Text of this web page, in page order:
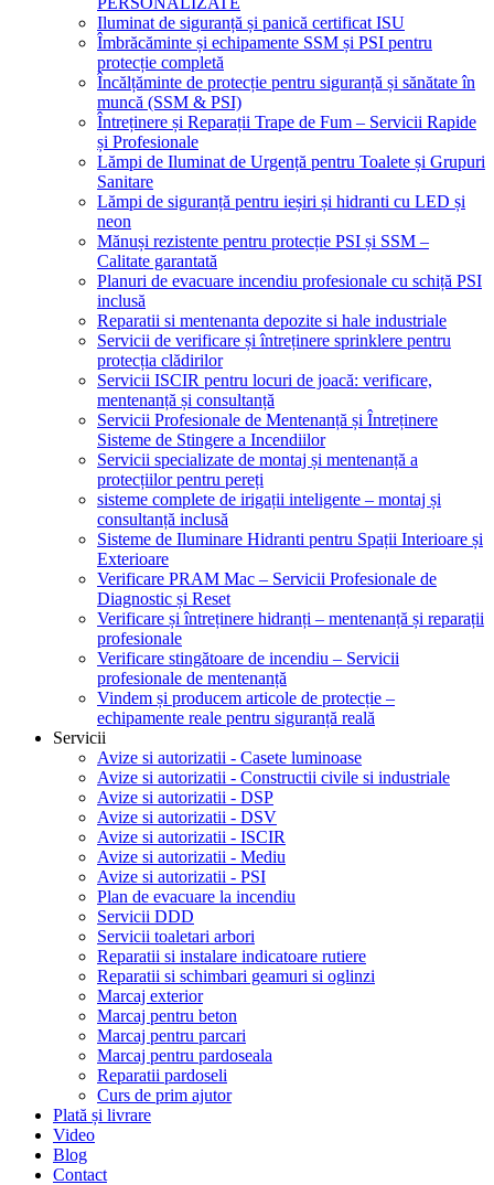
Iluminat de siguranță și panică certificat ISU
Îmbrăcăminte și echipamente SSM și PSI pentru
protecție completă
Încălțăminte de protecție pentru siguranță și sănătate în
muncă (SSM & PSI)
Întreținere și Reparații Trape de Fum – Servicii Rapide
și Profesionale
Lămpi de Iluminat de Urgență pentru Toalete și Grupuri
Sanitare
Lămpi de siguranță pentru ieșiri și hidranti cu LED și
neon
Mănuși rezistente pentru protecție PSI și SSM –
Calitate garantată
Planuri de evacuare incendiu profesionale cu schiță PSI
inclusă
Reparatii si mentenanta depozite si hale industriale
Servicii de verificare și întreținere sprinklere pentru
protecția clădirilor
Servicii ISCIR pentru locuri de joacă: verificare,
mentenanță și consultanță
Servicii Profesionale de Mentenanță și Întreținere
Sisteme de Stingere a Incendiilor
Servicii specializate de montaj și mentenanță a
protecțiilor pentru pereți
sisteme complete de irigații inteligente – montaj și
consultanță inclusă
Sisteme de Iluminare Hidranti pentru Spații Interioare și
Exterioare
Verificare PRAM Mac – Servicii Profesionale de
Diagnostic și Reset
Verificare și întreținere hidranți – mentenanță și reparații
profesionale
Verificare stingătoare de incendiu – Servicii
profesionale de mentenanță
Vindem și producem articole de protecție –
echipamente reale pentru siguranță reală
Servicii
Avize si autorizatii - Casete luminoase
Avize si autorizatii - Constructii civile si industriale
Avize si autorizatii - DSP
Avize si autorizatii - DSV
Avize si autorizatii - ISCIR
Avize si autorizatii - Mediu
Avize si autorizatii - PSI
Plan de evacuare la incendiu
Servicii DDD
Servicii toaletari arbori
Reparatii si instalare indicatoare rutiere
Reparatii si schimbari geamuri si oglinzi
Marcaj exterior
Marcaj pentru beton
Marcaj pentru parcari
Marcaj pentru pardoseala
Reparatii pardoseli
Curs de prim ajutor
Plată și livrare
Video
Blog
Contact